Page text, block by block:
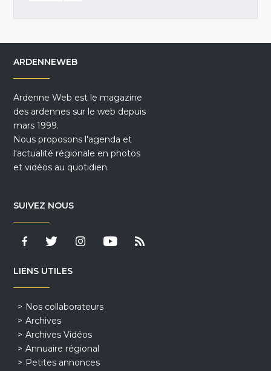
ARDENNEWEB
Ardenne Web est le magazine
des ardennes sur le web depuis
mars 1999.
Nous proposons l'agenda et
l'actualité régionale en photos
et vidéos au quotidien.
SUIVEZ NOUS
LIENS UTILES
Nos collaborateurs
Archives
Archives Vidéos
Annuaire régional
Petites annonces